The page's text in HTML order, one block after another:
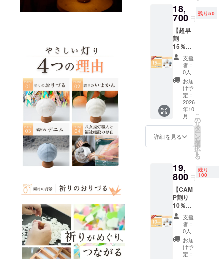
なタイ
プを１
点お選
びいた
だけま
す。 ※
手漉き
紙およ
び八女
提灯の
手作業
工程の
ため、
色味・
風合
い・模
様には
す。手
仕事な
の表情
として
お楽し
みくだ
さい。
※本品は
屋内専
用で
す。手
18,
700 円
残り50
【超早
割
15％OF
F】提灯
１個 ※
本リ
ターン
では、
３種類
の素材
（イヨ
カン／
おりづ
る／デ
ニム）
なタイ
プを１
点お選
びいた
だけま
す。 ※
手漉き
紙およ
び八女
提灯の
手作業
工程の
支援
者：
0人
お届
け予
定：
2026
年10
月
詳細を見る
こ
の
リ
タ
ー
ン
を
選
択
す
る
19,
800 円
残り
100
【CAM
P割り
10％OF
F】提灯
１個 ※
本リ
ターン
では、
３種類
支援
者：
0人
お届
け予
定：